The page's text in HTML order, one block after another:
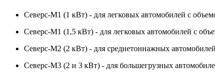
Северс-М1 (1 кВт) - для легковых автомобилей с
Северс-М1 (1,5 кВт) - для легковых автомобилей с
Северс-М2 (2 кВт) - для среднетоннажных автомобилей
Северс-М3 (2 и 3 кВт) - для большегрузных